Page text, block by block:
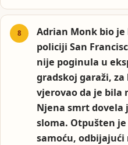
Adrian Monk bio
policiji San
nije poginula u
gradskoj garaži,
vjerovao da je
Njena smrt dovela
sloma. Otpušten
samoću,